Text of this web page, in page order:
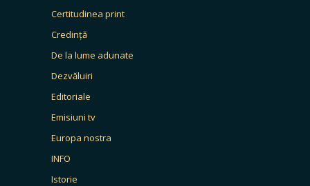
Certitudinea print
Credință
De la lume adunate
Dezvăluiri
Editoriale
Emisiuni tv
Europa nostra
INFO
Istorie